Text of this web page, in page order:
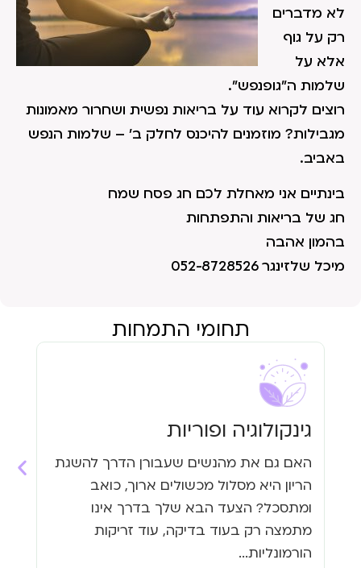
לא מדברים
רק על גוף
אלא על
שלמות ה"גופנפש".
רוצים לקרוא עוד על בריאות נפשית ושחרור מאמונות
מגבילות? מוזמנים להיכנס לחלק ב' – שלמות הנפש
באביב.
בינתיים אני מאחלת לכם חג פסח שמח
חג של בריאות והתפתחות
בהמון אהבה
מיכל שלזינגר 052-8728526
תחומי התמחות
גינקולוגיה ופוריות
האם גם את מהנשים שעבורן הדרך להשגת
הריון היא מסלול מכשולים ארוך, כואב
ומתסכל? הצעד הבא שלך בדרך אינו
מתמצה רק בעוד בדיקה, עוד זריקות
הורמונליות...